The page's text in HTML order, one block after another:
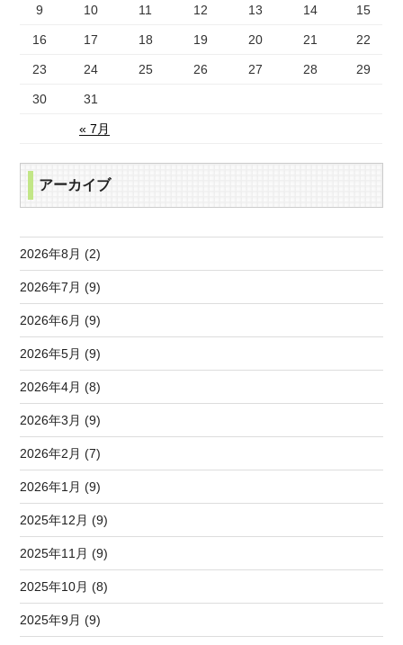
« 7月
9 10 11 12 13 14 15
16 17 18 19 20 21 22
23 24 25 26 27 28 29
30 31
アーカイブ
2026年8月 (2)
2026年7月 (9)
2026年6月 (9)
2026年5月 (9)
2026年4月 (8)
2026年3月 (9)
2026年2月 (7)
2026年1月 (9)
2025年12月 (9)
2025年11月 (9)
2025年10月 (8)
2025年9月 (9)